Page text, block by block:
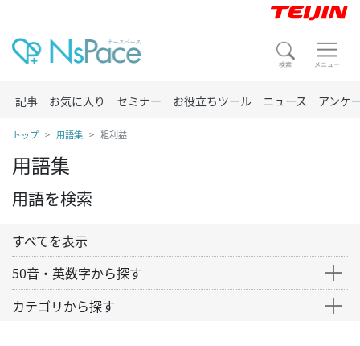
記事 お気に入り セミナー お役立ちツール ニュース アンケ
トップ 用語集 粗利益
用語集
用語を検索
すべてを表示
50音・英数字から探す
カテゴリから探す